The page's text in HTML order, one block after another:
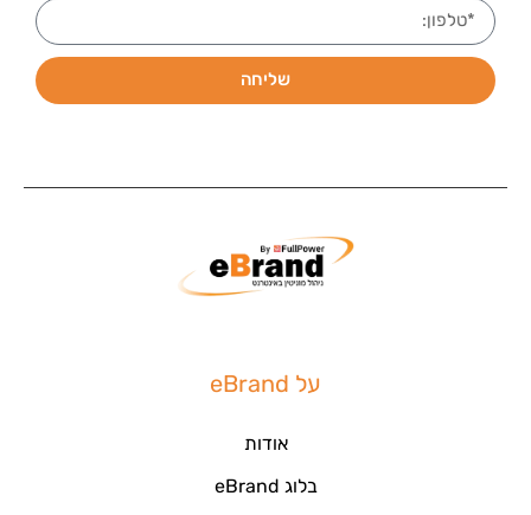
שליחה
על eBrand
אודות
בלוג eBrand